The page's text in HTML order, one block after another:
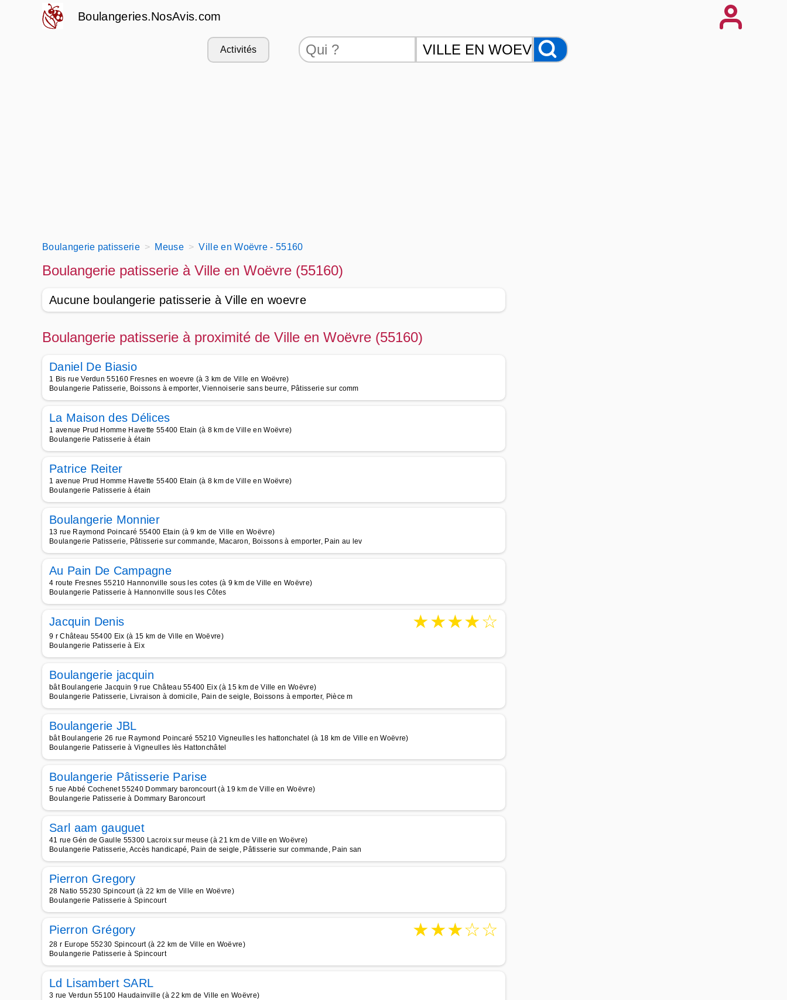
Boulangeries.NosAvis.com
Activités
Boulangerie patisserie Meuse Ville en Woëvre - 55160
Boulangerie patisserie à Ville en Woëvre (55160)
Aucune boulangerie patisserie à Ville en woevre
Boulangerie patisserie à proximité de Ville en Woëvre (55160)
Daniel De Biasio
1 Bis rue Verdun 55160 Fresnes en woevre (à 3 km de Ville en Woëvre)
Boulangerie Patisserie, Boissons à emporter, Viennoiserie sans beurre, Pâtisserie sur comm
La Maison des Délices
1 avenue Prud Homme Havette 55400 Etain (à 8 km de Ville en Woëvre)
Boulangerie Patisserie à étain
Patrice Reiter
1 avenue Prud Homme Havette 55400 Etain (à 8 km de Ville en Woëvre)
Boulangerie Patisserie à étain
Boulangerie Monnier
13 rue Raymond Poincaré 55400 Etain (à 9 km de Ville en Woëvre)
Boulangerie Patisserie, Pâtisserie sur commande, Macaron, Boissons à emporter, Pain au lev
Au Pain De Campagne
4 route Fresnes 55210 Hannonville sous les cotes (à 9 km de Ville en Woëvre)
Boulangerie Patisserie à Hannonville sous les Côtes
Jacquin Denis ★★★★☆
9 r Château 55400 Eix (à 15 km de Ville en Woëvre)
Boulangerie Patisserie à Eix
Boulangerie jacquin
bât Boulangerie Jacquin 9 rue Château 55400 Eix (à 15 km de Ville en Woëvre)
Boulangerie Patisserie, Livraison à domicile, Pain de seigle, Boissons à emporter, Pièce m
Boulangerie JBL
bât Boulangerie 26 rue Raymond Poincaré 55210 Vigneulles les hattonchatel (à 18 km de Ville en Woëvre)
Boulangerie Patisserie à Vigneulles lès Hattonchâtel
Boulangerie Pâtisserie Parise
5 rue Abbé Cochenet 55240 Dommary baroncourt (à 19 km de Ville en Woëvre)
Boulangerie Patisserie à Dommary Baroncourt
Sarl aam gauguet
41 rue Gén de Gaulle 55300 Lacroix sur meuse (à 21 km de Ville en Woëvre)
Boulangerie Patisserie, Accès handicapé, Pain de seigle, Pâtisserie sur commande, Pain san
Pierron Gregory
28 Natio 55230 Spincourt (à 22 km de Ville en Woëvre)
Boulangerie Patisserie à Spincourt
Pierron Grégory ★★★☆☆
28 r Europe 55230 Spincourt (à 22 km de Ville en Woëvre)
Boulangerie Patisserie à Spincourt
Ld Lisambert SARL
3 rue Verdun 55100 Haudainville (à 22 km de Ville en Woëvre)